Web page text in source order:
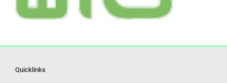
Quicklinks